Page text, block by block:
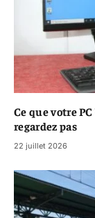
Ce que votre
regardez pas
22 juillet 2026